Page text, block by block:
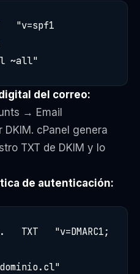
"v=spf1
~all"
del correo:
→ Email
cPanel genera
TXT de DKIM y lo
de autenticación:
TXT   "v=DMARC1;